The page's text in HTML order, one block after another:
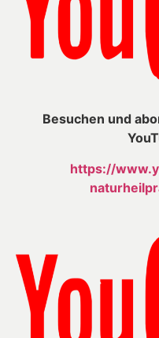
Besuchen und
https://